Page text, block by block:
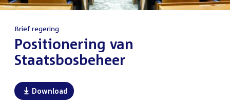
Brief regering
:Positionering van
Staatsbosbeheer
Download